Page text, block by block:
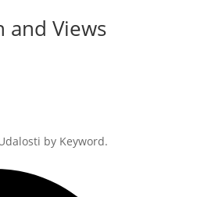
and Views
by Keyword.